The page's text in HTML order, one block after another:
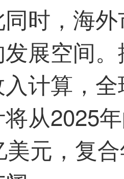
时，海
展空间
计算，
从2025
元，复